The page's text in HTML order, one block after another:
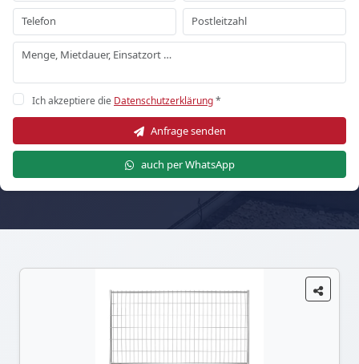
Ich akzeptiere die Datenschutzerklärung*
Anfrage senden
auch per WhatsApp